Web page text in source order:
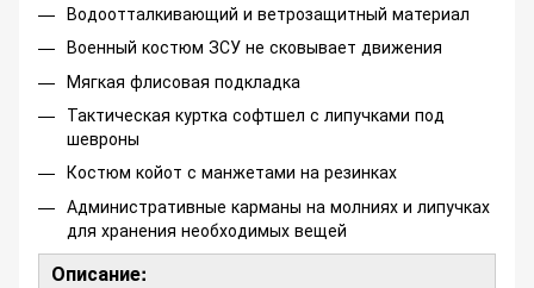
Водоотталкивающий и ветрозащитный материал
Военный костюм ЗСУ не сковывает движения
Мягкая флисовая подкладка
Тактическая куртка софтшел с липучками под
шевроны
Костюм койот с манжетами на резинках
Административные карманы на молниях и липучках
для хранения необходимых вещей
Описание: